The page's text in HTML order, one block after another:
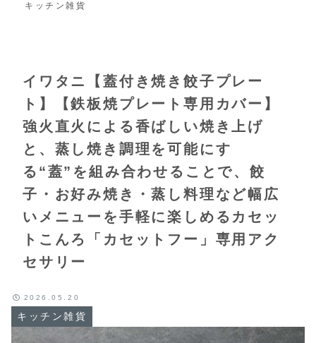
キッチン雑貨
イワタニ【蓋付き焼き餃子プレー
ト】【鉄板焼プレート専用カバー】
強火直火による香ばしい焼き上げ
と、蒸し焼き調理を可能にす
る“蓋”を組み合わせることで、餃
子・お好み焼き・蒸し料理など幅広
いメニューを手軽に楽しめるカセッ
トこんろ「カセットフー」専用アク
セサリー
キッチン雑貨
2026.05.20